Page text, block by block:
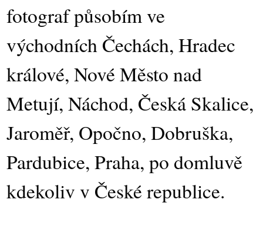
fotograf působím ve
východních Čechách, Hradec
králové, Nové Město nad
Metují, Náchod, Česká Skalice,
Jaroměř, Opočno, Dobruška,
Pardubice, Praha, po domluvě
kdekoliv v České republice.